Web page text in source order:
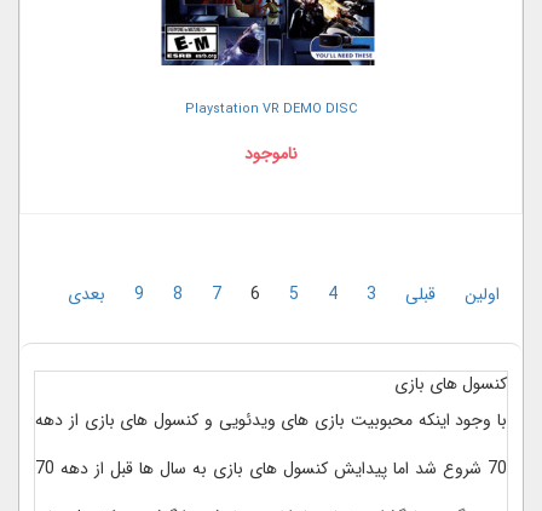
Playstation VR DEMO DISC
ناموجود
اولین قبلی 3
4
5
6
7
8
9 بعدی
کنسول های بازی
با وجود اینکه محبوبیت بازی های ویدئویی و کنسول های بازی از دهه
70 شروع شد اما پیدایش کنسول های بازی به سال ها قبل از دهه 70